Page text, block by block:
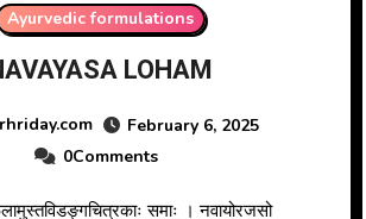
Ayurvedic formulations
LOHAM
February 6, 2025
0Comments